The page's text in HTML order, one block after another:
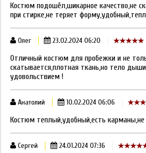
Костюм подошёл,шикарное качество,не
при стирке,не теряет
Олег 23.02.2024 06:20
Отличный костюм для пробежки и не
скатывается,плотная ткань,но тело
удовольствием !
Анатолий 10.02.2024 06:06
Костюм теплый,удобный,есть карманы,не
Сергей 24.01.2024 07:36